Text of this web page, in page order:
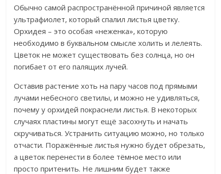
Обычно самой распространённой причиной является
ультрафиолет, который спалил листья цветку.
Орхидея – это особая «неженка», которую
необходимо в буквальном смысле холить и лелеять.
Цветок не может существовать без солнца, но он
погибает от его палящих лучей.
Оставив растение хоть на пару часов под прямыми
лучами небесного светилы, и можно не удивляться,
почему у орхидей покраснели листья. В некоторых
случаях пластины могут ещё засохнуть и начать
скручиваться. Устранить ситуацию можно, но только
отчасти. Поражённые листья нужно будет обрезать,
а цветок перенести в более тёмное место или
просто притенить. Не лишним будет также